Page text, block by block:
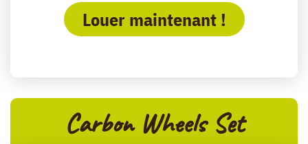
Louer maintenant !
Carbon Wheels Set